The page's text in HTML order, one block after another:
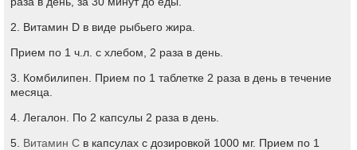
2. Витамин D в виде рыбьего жира.
Прием по 1 ч.л. с хлебом, 2 раза в день.
3. Комбилипен. Прием по 1 таблетке 2 раза в день в течение
месяца.
4. Легалон. По 2 капсулы 2 раза в день.
5. Витамин С в капсулах с дозировкой 1000 мг. Прием по 1